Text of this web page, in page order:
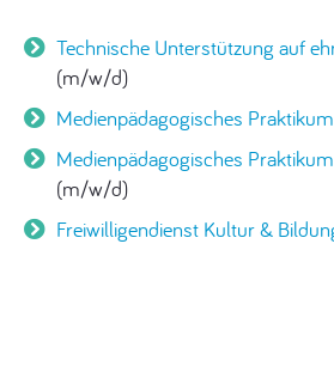
Technische Unterstützung auf
(m/w/d)
Medienpädagogisches Praktikum
Medienpädagogisches
(m/w/d)
Freiwilligendienst Kultur &